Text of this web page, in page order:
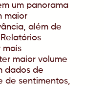
um panorama
maior
além de
mais
maior volume
dados de
de sentimentos,